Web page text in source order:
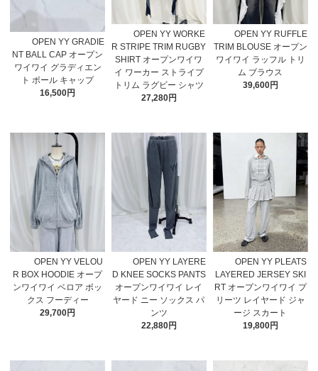
OPEN YY GRADIE
NT BALL CAP オープン
ワイワイ グラディエン
ト ボール キャップ
16,500円
OPEN YY WORKE
R STRIPE TRIM RUGBY
SHIRT オープンワイワ
イ ワーカー ストライプ
トリム ラグビー シャツ
27,280円
OPEN YY RUFFLE
TRIM BLOUSE オープン
ワイワイ ラッフル トリ
ム ブラウス
39,600円
OPEN YY VELOU
R BOX HOODIE オープ
ンワイワイ ベロア ボッ
クス フーディー
29,700円
OPEN YY LAYERE
D KNEE SOCKS PANTS
オープンワイワイ レイ
ヤード ニー ソックス パ
ンツ
22,880円
OPEN YY PLEATS
LAYERED JERSEY SKI
RT オープンワイワイ プ
リーツ レイヤード ジャ
ージ スカート
19,800円